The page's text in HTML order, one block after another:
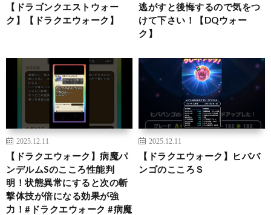
【ドラゴンクエストウォー
ク】【ドラクエウォーク】
逃がすと後悔するので気をつ
けて下さい！【DQウォー
ク】
2025.12.11
【ドラクエウォーク】病魔パ
ンデルムSのこころ性能判
明！状態異常にすると次の斬
撃体技が倍になる効果が強
力！#ドラクエウォーク #病魔
2025.12.11
【ドラクエウォーク】ヒババ
ンゴのこころＳ